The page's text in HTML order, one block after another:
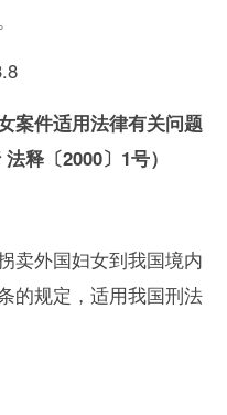
案件适用法律有关问题
释〔2000〕1号）
外国妇女到我国境内
的规定，适用我国刑法